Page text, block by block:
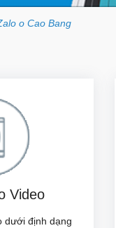
o Cao Bang
Video
dưới định dạng